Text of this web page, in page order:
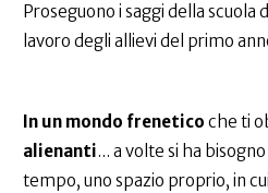
Proseguono i saggi della scuola
lavoro degli allievi del primo
In un mondo frenetico che ti
alienanti... a volte si ha
tempo, uno spazio proprio, in cui